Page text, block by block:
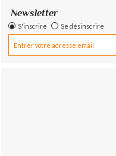
Newsletter
S'inscrire Se désinscrire